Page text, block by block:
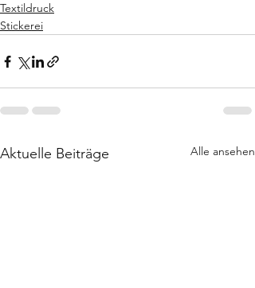
Textildruck
Stickerei
Aktuelle Beiträge Alle ansehen